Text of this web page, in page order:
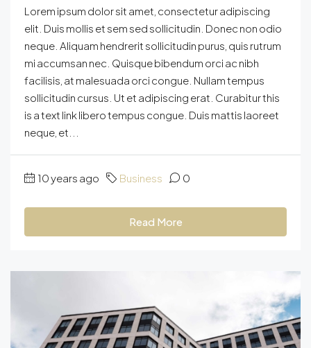
Lorem ipsum dolor sit amet, consectetur adipiscing
elit. Duis mollis et sem sed sollicitudin. Donec non odio
neque. Aliquam hendrerit sollicitudin purus, quis rutrum
mi accumsan nec. Quisque bibendum orci ac nibh
facilisis, at malesuada orci congue. Nullam tempus
sollicitudin cursus. Ut et adipiscing erat. Curabitur this
is a text link libero tempus congue. Duis mattis laoreet
neque, et...
10 years ago Business 0
Read More